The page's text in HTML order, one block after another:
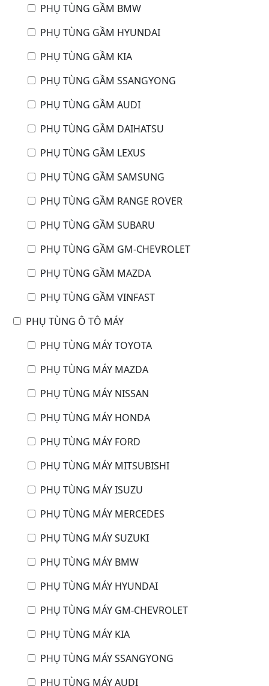
PHỤ TÙNG GẦM BMW
PHỤ TÙNG GẦM HYUNDAI
PHỤ TÙNG GẦM KIA
PHỤ TÙNG GẦM SSANGYONG
PHỤ TÙNG GẦM AUDI
PHỤ TÙNG GẦM DAIHATSU
PHỤ TÙNG GẦM LEXUS
PHỤ TÙNG GẦM SAMSUNG
PHỤ TÙNG GẦM RANGE ROVER
PHỤ TÙNG GẦM SUBARU
PHỤ TÙNG GẦM GM-CHEVROLET
PHỤ TÙNG GẦM MAZDA
PHỤ TÙNG GẦM VINFAST
PHỤ TÙNG Ô TÔ MÁY
PHỤ TÙNG MÁY TOYOTA
PHỤ TÙNG MÁY MAZDA
PHỤ TÙNG MÁY NISSAN
PHỤ TÙNG MÁY HONDA
PHỤ TÙNG MÁY FORD
PHỤ TÙNG MÁY MITSUBISHI
PHỤ TÙNG MÁY ISUZU
PHỤ TÙNG MÁY MERCEDES
PHỤ TÙNG MÁY SUZUKI
PHỤ TÙNG MÁY BMW
PHỤ TÙNG MÁY HYUNDAI
PHỤ TÙNG MÁY GM-CHEVROLET
PHỤ TÙNG MÁY KIA
PHỤ TÙNG MÁY SSANGYONG
PHỤ TÙNG MÁY AUDI